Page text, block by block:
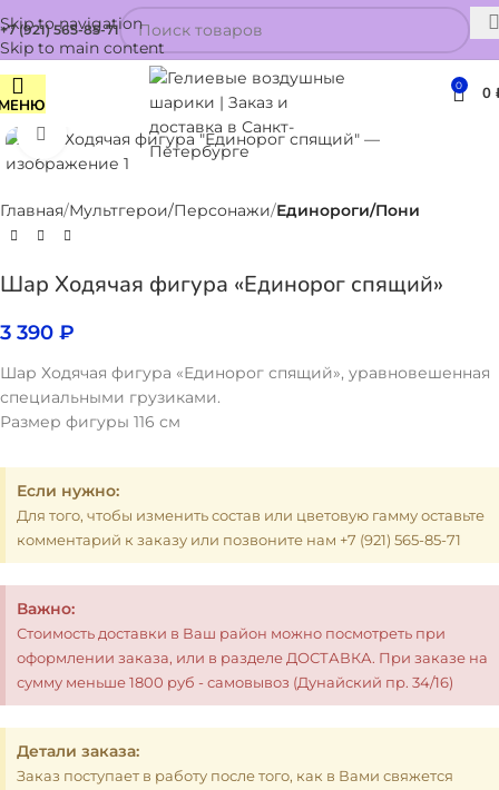
Skip to navigation
Skip to main content
+7 (921) 565-85-71
0 0
Нажмите, чтобы увеличить
Главная Мультгерои/Персонажи Единороги/Пони
Шар Ходячая фигура «Единорог спящий»
3 390 ₽
Шар Ходячая фигура «Единорог спящий», уравновешенная
специальными грузиками.
Размер фигуры 116 см
Если нужно:
Для того, чтобы изменить состав или цветовую гамму оставьте
комментарий к заказу или позвоните нам +7 (921) 565-85-71
Важно:
Стоимость доставки в Ваш район можно посмотреть при
оформлении заказа, или в разделе ДОСТАВКА. При заказе на
сумму меньше 1800 руб - самовывоз (Дунайский пр. 34/16)
Детали заказа:
Заказ поступает в работу после того, как в Вами свяжется